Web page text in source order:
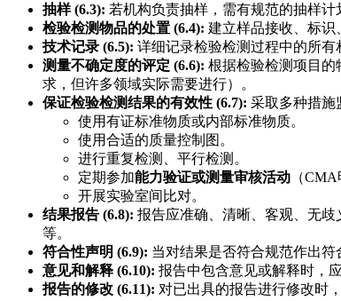
抽样 (6.3): 若机构负责抽样，需有规范的抽样计
检验检测物品的处置 (6.4): 建立样品接收、标识
技术记录 (6.5): 详细记录检验检测过程中的所有
测量不确定度的评定 (6.6): 根据检验检测项目
求，但许多领域实际需要进行）。
保证检验检测结果的有效性 (6.7): 采取多种措施
使用有证标准物质或内部标准物质。
使用合适的质量控制图。
进行重复检测、平行检测。
定期参加能力验证或测量审核活动 （
开展实验室间比对。
结果报告 (6.8): 报告应准确、清晰、客观、无
等。
符合性声明 (6.9): 当对结果是否符合规范作出符
意见和解释 (6.10): 报告中包含意见或解释时，
报告的修改 (6.11): 对已出具的报告进行修改时